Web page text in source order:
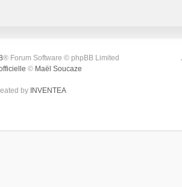
® Forum Software © phpBB Limited
© Maël Soucaze
by INVENTEA